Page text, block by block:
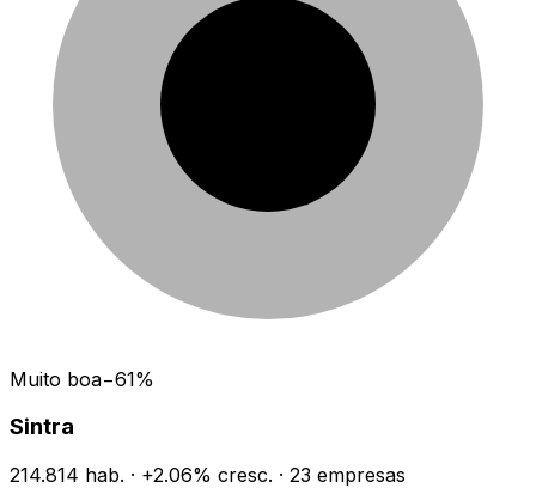
Muito boa−61%
Sintra
214.814 hab. · +2.06% cresc. · 23 empresas